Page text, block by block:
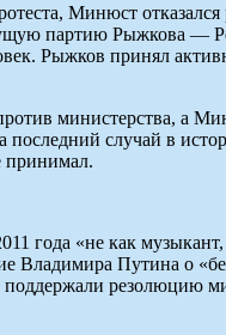
Минюст
партию Рыжкова —
Рыжков принял
министерства, а
случай в
принимал.
года «не как
Путина о
резолюцию